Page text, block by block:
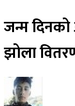
जन्म दिनको
झोला